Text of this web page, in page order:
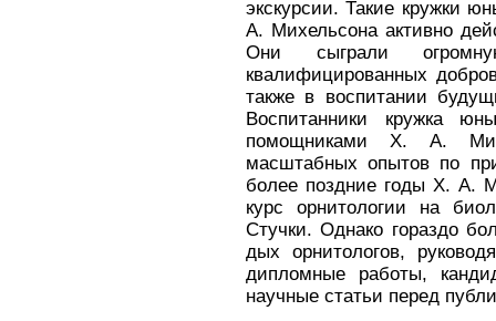
экскурсии. Такие кружки
А. Михель­сона активно
Они сыграли
квалифицированных
также в воспитании
Воспитанники кружка
помощниками X. А.
масштабных опытов по
более поздние годы X. А.
курс орнитологии на
Стучки. Однако гораздо
дых орнитологов,
дипломные работы,
научные статьи перед